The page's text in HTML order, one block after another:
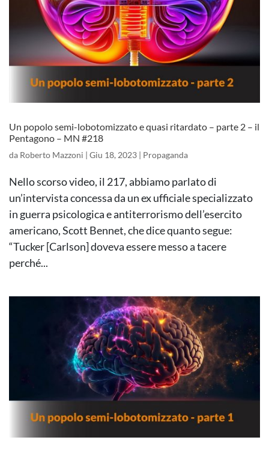
Un popolo semi-lobotomizzato e quasi ritardato – parte 2 – il
Pentagono – MN #218
da Roberto Mazzoni | Giu 18, 2023 | Propaganda
Nello scorso video, il 217, abbiamo parlato di
un’intervista concessa da un ex ufficiale specializzato
in guerra psicologica e antiterrorismo dell’esercito
americano, Scott Bennet, che dice quanto segue:
“Tucker [Carlson] doveva essere messo a tacere
perché...